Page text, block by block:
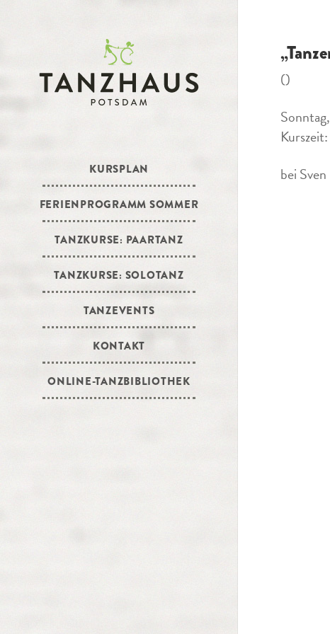
KURSPLAN
FERIENPROGRAMM SOMMER
TANZKURSE: PAARTANZ
TANZKURSE: SOLOTANZ
TANZEVENTS
KONTAKT
ONLINE-TANZBIBLIOTHEK
()
bei Sven